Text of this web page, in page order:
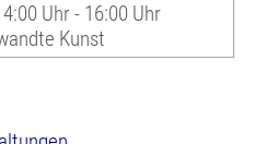
Uhr - 16:00 Uhr
Kunst